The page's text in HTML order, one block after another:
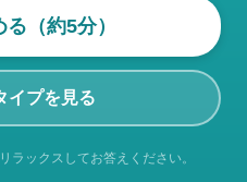
（約5分）
イプを見る
ックスしてお答えください。